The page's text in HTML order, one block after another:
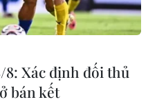
8: Xác định đối thủ
bán kết